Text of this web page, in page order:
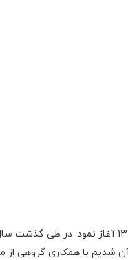
گروه اچ ام الکترونیک فعالیت اولیه‌ی خود را در زمینه‌‌ی تعمیر لوازم صوتی،
با همکاری گروهی از